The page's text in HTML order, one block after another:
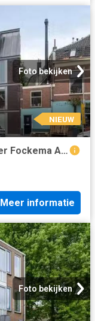
Foto bekijken
NIEUW
Appartement te koop Burgemeester Fockema Andreaelaan 56 in Utr.
Meer informatie
Foto bekijken